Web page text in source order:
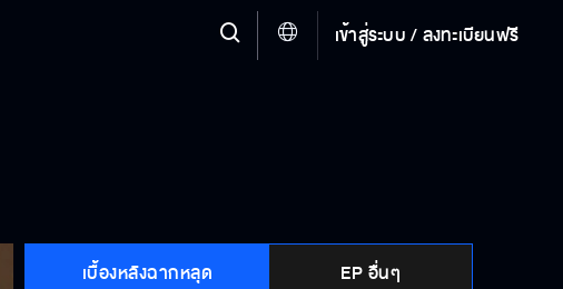
เข้าสู่ระบบ / ลงทะเบียนฟรี
เบื้องหลังฉากหลุด EP อื่นๆ